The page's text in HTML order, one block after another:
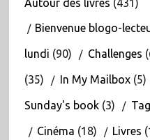
Autour des livres (431)
Bienvenue blogo-
lundi (90) Challenges
(35) In My Mailbox(5)
Sunday's book(3) Tag
Cinéma (18) Livres